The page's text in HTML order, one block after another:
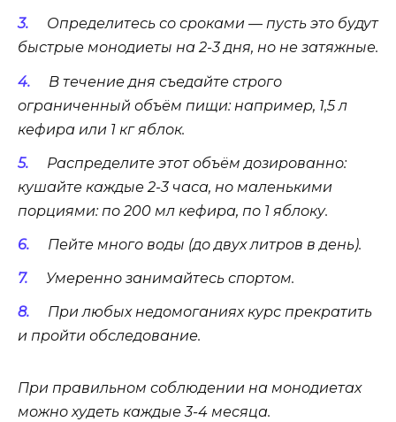
Определитесь со сроками — пусть это будут
быстрые монодиеты на 2-3 дня, но не затяжные.
В течение дня съедайте строго
ограниченный объём пищи: например, 1,5 л
кефира или 1 кг яблок.
Распределите этот объём дозированно:
кушайте каждые 2-3 часа, но маленькими
порциями: по 200 мл кефира, по 1 яблоку.
Пейте много воды (до двух литров в день).
Умеренно занимайтесь спортом.
При любых недомоганиях курс прекратить
и пройти обследование.
При правильном соблюдении на монодиетах
можно худеть каждые 3-4 месяца.